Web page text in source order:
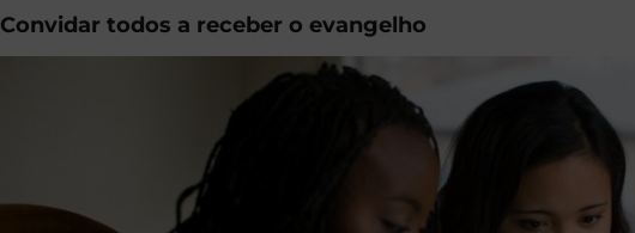
Convidar todos a receber o evangelho